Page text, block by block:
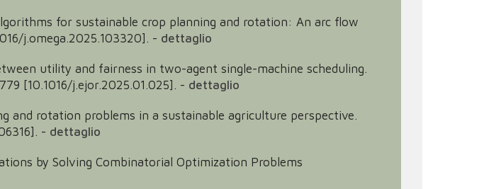
for sustainable crop planning and rotation: An arc flow
j.omega.2025.103320]. - dettaglio
utility and fairness in two-agent single-machine scheduling.
[10.1016/j.ejor.2025.01.025]. - dettaglio
and rotation problems in a sustainable agriculture perspective.
- dettaglio
by Solving Combinatorial Optimization Problems